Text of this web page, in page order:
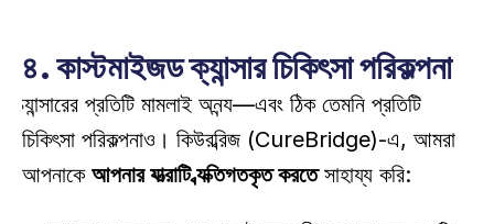
৪. কাস্টমাইজড ক্যান্সার চিকিৎসা পরিকল্পনা
ক্যান্সারের প্রতিটি মামলাই অনন্য—এবং ঠিক তেমনি প্রতিটি
চিকিৎসা পরিকল্পনাও। কিউরব্রিজ (CureBridge)-এ, আমরা
আপনাকে আপনার যাত্রাটি ব্যক্তিগতকৃত করতে সাহায্য করি: